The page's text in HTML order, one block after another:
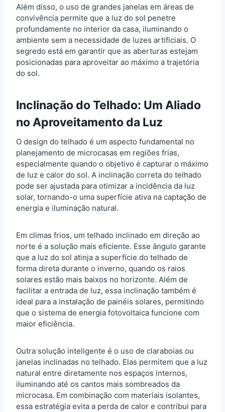
Além disso, o uso de grandes janelas em áreas de
convivência permite que a luz do sol penetre
profundamente no interior da casa, iluminando o
ambiente sem a necessidade de luzes artificiais. O
segredo está em garantir que as aberturas estejam
posicionadas para aproveitar ao máximo a trajetória
do sol.
Inclinação do Telhado: Um Aliado
no Aproveitamento da Luz
O design do telhado é um aspecto fundamental no
planejamento de microcasas em regiões frias,
especialmente quando o objetivo é capturar o máximo
de luz e calor do sol. A inclinação correta do telhado
pode ser ajustada para otimizar a incidência da luz
solar, tornando-o uma superfície ativa na captação de
energia e iluminação natural.
Em climas frios, um telhado inclinado em direção ao
norte é a solução mais eficiente. Esse ângulo garante
que a luz do sol atinja a superfície do telhado de
forma direta durante o inverno, quando os raios
solares estão mais baixos no horizonte. Além de
facilitar a entrada de luz, essa inclinação também é
ideal para a instalação de painéis solares, permitindo
que o sistema de energia fotovoltaica funcione com
maior eficiência.
Outra solução inteligente é o uso de claraboias ou
janelas inclinadas no telhado. Elas permitem que a luz
natural entre diretamente nos espaços internos,
iluminando até os cantos mais sombreados da
microcasa. Em combinação com materiais isolantes,
essa estratégia evita a perda de calor e contribui para